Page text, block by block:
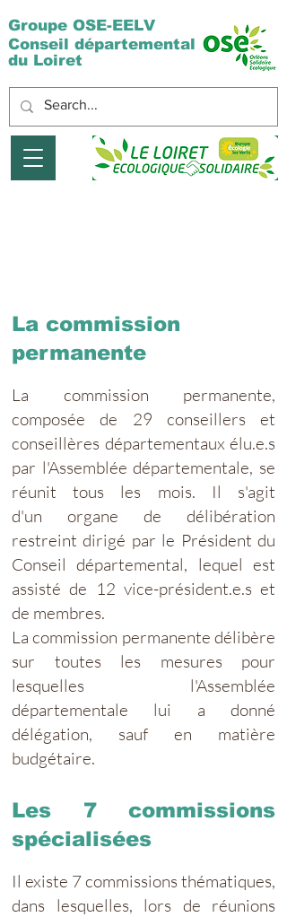
Groupe OSE-EELV
Conseil départemental
du Loiret
La commission
permanente
La commission permanente,
composée de 29 conseillers et
conseillères départementaux élu.e.s
par l'Assemblée départementale, se
réunit tous les mois. Il s'agit
d'un organe de délibération
restreint dirigé par le Président du
Conseil départemental, lequel est
assisté de 12 vice-président.e.s et
de membres.
La commission permanente délibère
sur toutes les mesures pour
lesquelles l'Assemblée
départementale lui a donné
délégation, sauf en matière
budgétaire.
Les 7 commissions
spécialisées
Il existe 7 commissions thématiques,
dans lesquelles, lors de réunions